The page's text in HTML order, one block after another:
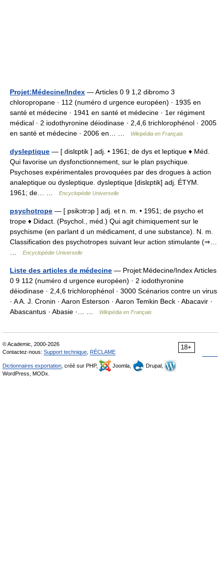
Projet:Médecine/Index — Articles 0 9 1,2 dibromo 3
chloropropane · 112 (numéro d urgence européen) · 1935 en
santé et médecine · 1941 en santé et médecine · 1er régiment
médical · 2 iodothyronine déiodinase · 2,4,6 trichlorophénol · 2005
en santé et médecine · 2006 en… …
Wikipédia en Français
dysleptique — [ dislɛptik ] adj. • 1961; de dys et leptique ♦ Méd.
Qui favorise un dysfonctionnement, sur le plan psychique.
Psychoses expérimentales provoquées par des drogues à action
analeptique ou dysleptique. dysleptique [dislɛptik] adj. ÉTYM.
1961; de… …
Encyclopédie Universelle
psychotrope — [ psikɔtrɔp ] adj. et n. m. • 1951; de psycho et
trope ♦ Didact. (Psychol., méd.) Qui agit chimiquement sur le
psychisme (en parlant d un médicament, d une substance). N. m.
Classification des psychotropes suivant leur action stimulante (⇒…
Encyclopédie Universelle
Liste des articles de médecine — Projet:Médecine/Index Articles
0 9 112 (numéro d urgence européen) · 2 iodothyronine
déiodinase · 2,4,6 trichlorophénol · 3000 Scénarios contre un virus
· A A. J. Cronin · Aaron Esterson · Aaron Temkin Beck · Abacavir ·
Abascantus · Abasie ·… …
Wikipédia en Français
18+
© Academic, 2000-2026
Contactez-nous: Support technique RÉCLAME
Dictionnaires exportation , créé sur PHP, Joomla,
Drupal,
WordPress, MODx.